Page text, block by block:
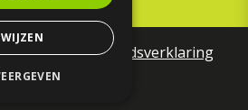
Toegankelijkheidsverklaring